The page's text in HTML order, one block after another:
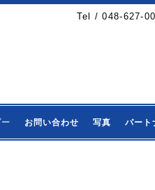
Tel / 048-627-
お問い合わせ 写真 パート